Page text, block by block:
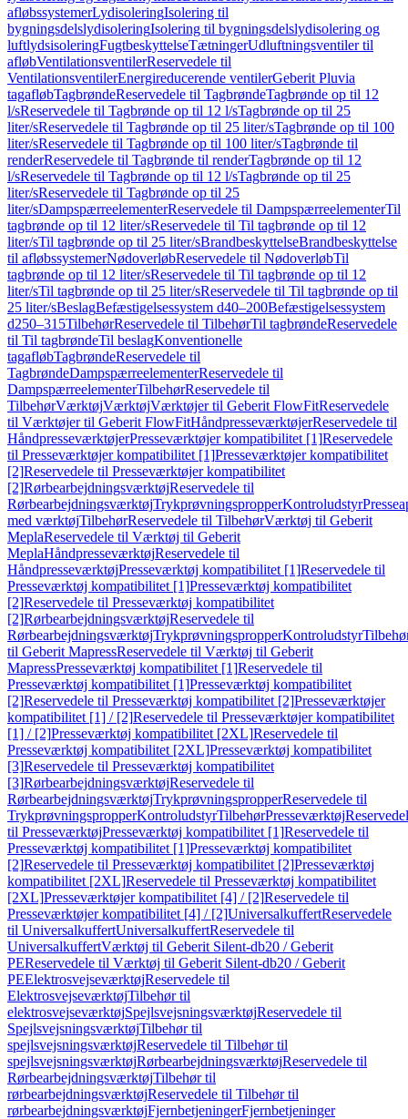
afløbssystemerLydisoleringIsolering til
bygningsdelslydisoleringIsolering til bygningsdelslydisolering og
luftlydsisoleringFugtbeskyttelseTætningerUdluftningsventiler til
afløbVentilationsventilerReservedele til
VentilationsventilerEnergireducerende ventilerGeberit Pluvia
tagafløbTagbrøndeReservedele til TagbrøndeTagbrønde op til 12
l/sReservedele til Tagbrønde op til 12 l/sTagbrønde op til 25
liter/sReservedele til Tagbrønde op til 25 liter/sTagbrønde op til 100
liter/sReservedele til Tagbrønde op til 100 liter/sTagbrønde til
renderReservedele til Tagbrønde til renderTagbrønde op til 12
l/sReservedele til Tagbrønde op til 12 l/sTagbrønde op til 25
liter/sReservedele til Tagbrønde op til 25
liter/sDampspærreelementerReservedele til DampspærreelementerTil
tagbrønde op til 12 liter/sReservedele til Til tagbrønde op til 12
liter/sTil tagbrønde op til 25 liter/sBrandbeskyttelseBrandbeskyttelse
til afløbssystemerNødoverløbReservedele til NødoverløbTil
tagbrønde op til 12 liter/sReservedele til Til tagbrønde op til 12
liter/sTil tagbrønde op til 25 liter/sReservedele til Til tagbrønde op til
25 liter/sBeslagBefæstigelsessystem d40–200Befæstigelsessystem
d250–315TilbehørReservedele til TilbehørTil tagbrøndeReservedele
til Til tagbrøndeTil beslagKonventionelle
tagafløbTagbrøndeReservedele til
TagbrøndeDampspærreelementerReservedele til
DampspærreelementerTilbehørReservedele til
TilbehørVærktøjVærktøjVærktøjer til Geberit FlowFitReservedele
til Værktøjer til Geberit FlowFitHåndpresseværktøjerReservedele til
HåndpresseværktøjerPresseværktøjer kompatibilitet [1]Reservedele
til Presseværktøjer kompatibilitet [1]Presseværktøjer kompatibilitet
[2]Reservedele til Presseværktøjer kompatibilitet
[2]RørbearbejdningsværktøjReservedele til
RørbearbejdningsværktøjTrykprøvningspropperKontroludstyr
med værktøjTilbehørReservedele til TilbehørVærktøj til Geberit
MeplaReservedele til Værktøj til Geberit
MeplaHåndpresseværktøjReservedele til
HåndpresseværktøjPresseværktøj kompatibilitet [1]Reservedele til
Presseværktøj kompatibilitet [1]Presseværktøj kompatibilitet
[2]Reservedele til Presseværktøj kompatibilitet
[2]RørbearbejdningsværktøjReservedele til
RørbearbejdningsværktøjTrykprøvningspropperKontroludstyr
til Geberit MapressReservedele til Værktøj til Geberit
MapressPresseværktøj kompatibilitet [1]Reservedele til
Presseværktøj kompatibilitet [1]Presseværktøj kompatibilitet
[2]Reservedele til Presseværktøj kompatibilitet [2]Presseværktøjer
kompatibilitet [1] / [2]Reservedele til Presseværktøjer kompatibilitet
[1] / [2]Presseværktøj kompatibilitet [2XL]Reservedele til
Presseværktøj kompatibilitet [2XL]Presseværktøj kompatibilitet
[3]Reservedele til Presseværktøj kompatibilitet
[3]RørbearbejdningsværktøjReservedele til
RørbearbejdningsværktøjTrykprøvningspropperReservedele til
TrykprøvningspropperKontroludstyrTilbehørPresseværktøj
til PresseværktøjPresseværktøj kompatibilitet [1]Reservedele til
Presseværktøj kompatibilitet [1]Presseværktøj kompatibilitet
[2]Reservedele til Presseværktøj kompatibilitet [2]Presseværktøj
kompatibilitet [2XL]Reservedele til Presseværktøj kompatibilitet
[2XL]Presseværktøjer kompatibilitet [4] / [2]Reservedele til
Presseværktøjer kompatibilitet [4] / [2]UniversalkuffertReservedele
til UniversalkuffertUniversalkuffertReservedele til
UniversalkuffertVærktøj til Geberit Silent-db20 / Geberit
PEReservedele til Værktøj til Geberit Silent-db20 / Geberit
PEElektrosvejseværktøjReservedele til
ElektrosvejseværktøjTilbehør til
elektrosvejseværktøjSpejlsvejsningsværktøjReservedele til
SpejlsvejsningsværktøjTilbehør til
spejlsvejsningsværktøjReservedele til Tilbehør til
spejlsvejsningsværktøjRørbearbejdningsværktøjReservedele til
RørbearbejdningsværktøjTilbehør til
rørbearbejdningsværktøjReservedele til Tilbehør til
rørbearbejdningsværktøjFjernbetjeningerFjernbetjeninger